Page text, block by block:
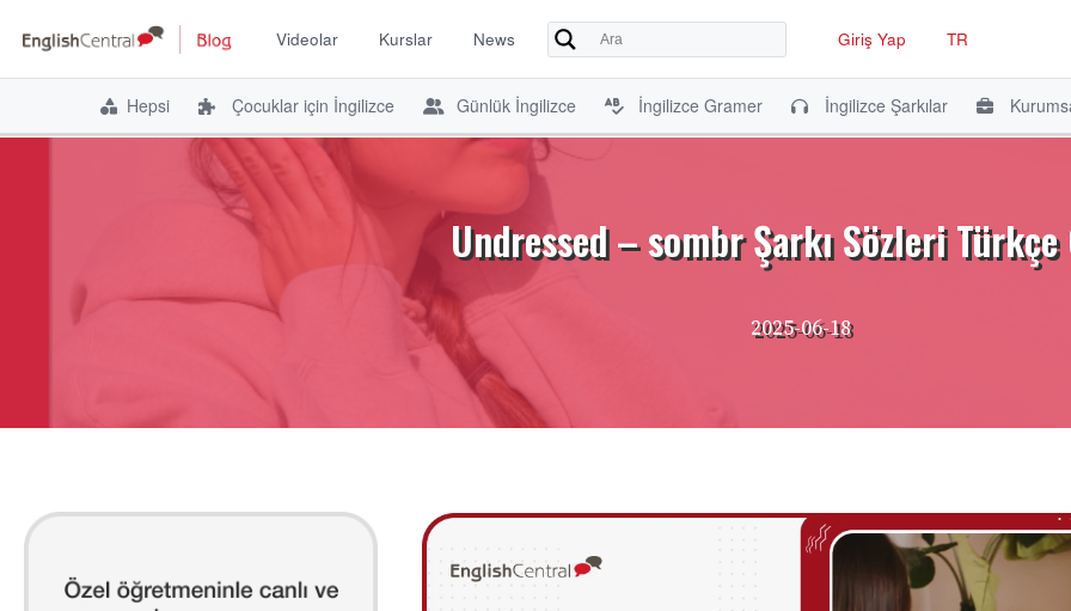
Videolar Kurslar News Giriş Yap TR
Hepsi Çocuklar için İngilizce Günlük İngilizce İngilizce Gramer İngilizce Şarkılar
Undressed – sombr Şarkı Sözleri
2025-06-18